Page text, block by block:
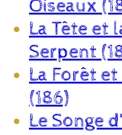
Oiseaux
La Tête et
Serpent
La Forêt
(186)
Le Songe